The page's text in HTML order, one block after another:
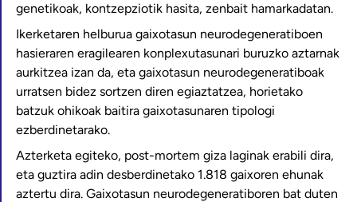
genetikoak, kontzepziotik hasita, zenbait hamarkadatan.
Ikerketaren helburua gaixotasun neurodegeneratiboen
hasieraren eragilearen konplexutasunari buruzko aztarnak
aurkitzea izan da, eta gaixotasun neurodegeneratiboak
urratsen bidez sortzen diren egiaztatzea, horietako
batzuk ohikoak baitira gaixotasunaren tipologi
ezberdinetarako.
Azterketa egiteko, post-mortem giza laginak erabili dira,
eta guztira adin desberdinetako 1.818 gaixoren ehunak
aztertu dira. Gaixotasun neurodegeneratiboren bat duten